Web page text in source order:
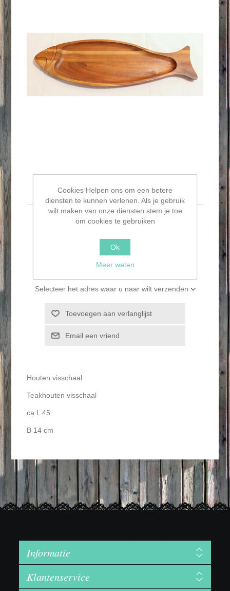
Houten visschaal
L x B: 45,0 cm x 14,0 cm
€6,95
BESTEL NU!
Selecteer het adres waar u naar wilt verzenden
Toevoegen aan verlanglijst
Email een vriend
Houten visschaal
Teakhouten visschaal
ca L 45
B 14 cm
Informatie
Klantenservice
Cookies Helpen ons om een betere
diensten te kunnen verlenen. Als je gebruik
wilt maken van onze diensten stem je toe
om cookies te gebruiken
Ok
Meer weten